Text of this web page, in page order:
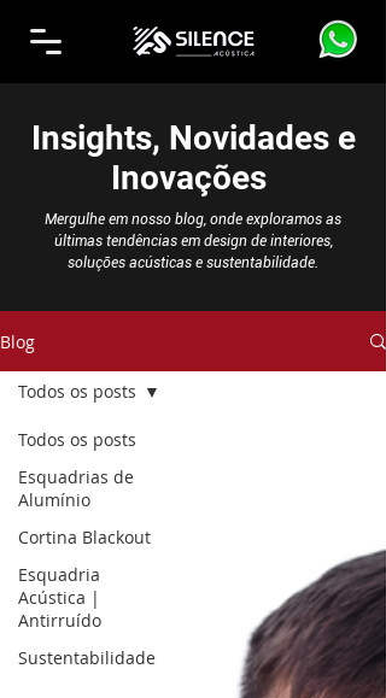
Insights, Novidades e
Inovações
Mergulhe em nosso blog, onde exploramos as
últimas tendências em design de interiores,
soluções acústicas e sustentabilidade.
Blog
Todos os posts
Esquadrias de
Alumínio
Cortina Blackout
Esquadria
Acústica |
Antirruído
Sustentabilidade
Todos os posts